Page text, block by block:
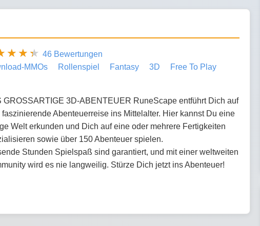
46 Bewertungen
MMOs
Rollenspiel Fantasy 3D Free To Play
GROSSARTIGE 3D-ABENTEUER RuneScape entführt Dich auf
faszinierende Abenteuerreise ins Mittelalter. Hier kannst Du eine
Welt erkunden und Dich auf eine oder mehrere Fertigkeiten
sowie über 150 Abenteuer spielen.
Stunden Spielspaß sind garantiert, und mit einer weltweiten
wird es nie langweilig. Stürze Dich jetzt ins Abenteuer!